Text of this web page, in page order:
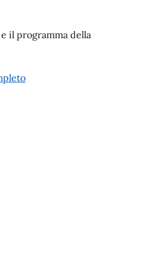
il programma della